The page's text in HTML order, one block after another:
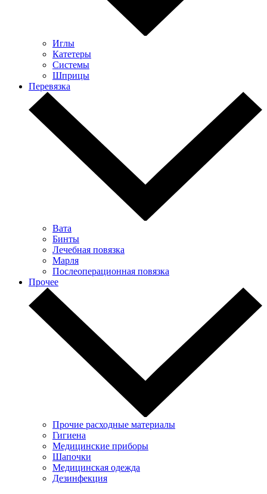
Иглы
Катетеры
Системы
Шприцы
Перевязка
Вата
Бинты
Лечебная повязка
Марля
Послеоперационная повязка
Прочее
Прочие расходные материалы
Гигиена
Медицинские приборы
Шапочки
Медицинская одежда
Дезинфекция